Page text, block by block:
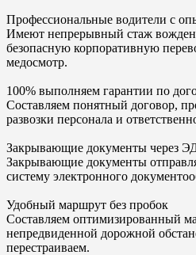
Профессиональные водители с
Имеют непрерывный стаж
безопасную корпоративную
медосмотр.
100% выполняем гарантии по
Составляем понятный договор,
развозки персонала и
Закрывающие документы через
Закрывающие документы
систему электронного
Удобный маршрут без пробок
Составляем оптимизированный
непредвиденной дорожной
перестраиваем.